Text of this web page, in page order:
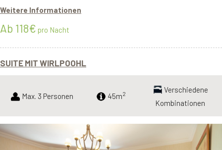
Weitere Informationen
Ab 118€ pro Nacht
SUITE MIT WIRLPOOHL
Max. 3 Personen 45m2
Verschiedene
Kombinationen